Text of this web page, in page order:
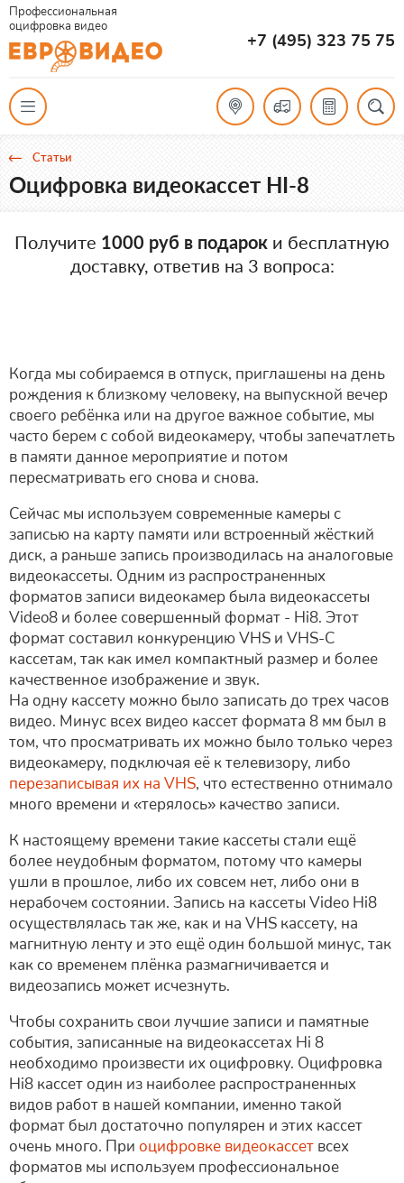
Профессиональная
оцифровка видео
+7 (495) 323 75 75
Статьи
Оцифровка видеокассет HI-8
Получите 1000 руб в подарок и бесплатную
доставку, ответив на 3 вопроса:
Когда мы собираемся в отпуск, приглашены на день
рождения к близкому человеку, на выпускной вечер
своего ребёнка или на другое важное событие, мы
часто берем с собой видеокамеру, чтобы запечатлеть
в памяти данное мероприятие и потом
пересматривать его снова и снова.
Сейчас мы используем современные камеры с
записью на карту памяти или встроенный жёсткий
диск, а раньше запись производилась на аналоговые
видеокассеты. Одним из распространенных
форматов записи видеокамер была видеокассеты
Video8 и более совершенный формат - Hi8. Этот
формат составил конкуренцию VHS и VHS-С
кассетам, так как имел компактный размер и более
качественное изображение и звук.
На одну кассету можно было записать до трех часов
видео. Минус всех видео кассет формата 8 мм был в
том, что просматривать их можно было только через
видеокамеру, подключая её к телевизору, либо
перезаписывая их на VHS, что естественно отнимало
много времени и «терялось» качество записи.
К настоящему времени такие кассеты стали ещё
более неудобным форматом, потому что камеры
ушли в прошлое, либо их совсем нет, либо они в
нерабочем состоянии. Запись на кассеты Video Hi8
осуществлялась так же, как и на VHS кассету, на
магнитную ленту и это ещё один большой минус, так
как со временем плёнка размагничивается и
видеозапись может исчезнуть.
Чтобы сохранить свои лучшие записи и памятные
события, записанные на видеокассетах Hi 8
необходимо произвести их оцифровку. Оцифровка
Hi8 кассет один из наиболее распространенных
видов работ в нашей компании, именно такой
формат был достаточно популярен и этих кассет
очень много. При оцифровке видеокассет всех
форматов мы используем профессиональное